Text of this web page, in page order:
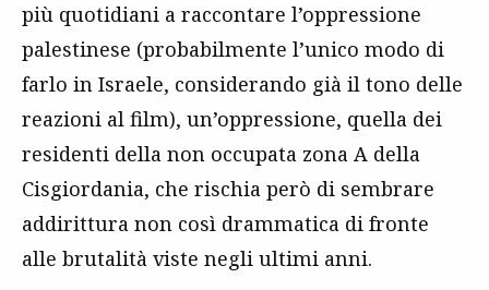
più quotidiani a raccontare l’oppressione
palestinese (probabilmente l’unico modo di
farlo in Israele, considerando già il tono delle
reazioni al film), un’oppressione, quella dei
residenti della non occupata zona A della
Cisgiordania, che rischia però di sembrare
addirittura non così drammatica di fronte
alle brutalità viste negli ultimi anni.